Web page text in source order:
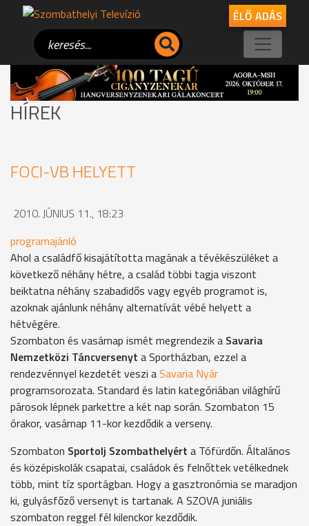
ÉLŐ ADÁS
HÍREK
FOCI-VB HELYETT
2010. JÚNIUS 11., 18:23
programajánló
Ahol a családfő kisajátította magának a tévékészüléket a
következő néhány hétre, a család többi tagja viszont
beiktatna néhány szabadidős vagy egyéb programot is,
azoknak ajánlunk néhány alternatívát vébé helyett a
hétvégére.
Szombaton és vasárnap ismét megrendezik a Savaria
Nemzetközi Táncversenyt a Sportházban, ezzel a
rendezvénnyel kezdetét veszi aSavaria Nyár
programsorozata. Standard és latin kategóriában világhírű
párosok lépnek parkettre a két nap során. Szombaton 15
órakor, vasárnap 11-kor kezdődik a verseny.
Szombaton Sportolj Szombathelyért a Tófürdőn. Általános
és középiskolák csapatai, családok és felnőttek vetélkednek
több, mint tíz sportágban. Hogy a gasztronómia se maradjon
ki, gulyásfőző versenyt is tartanak. A SZOVA juniális
szombaton reggel fél kilenckor kezdődik.